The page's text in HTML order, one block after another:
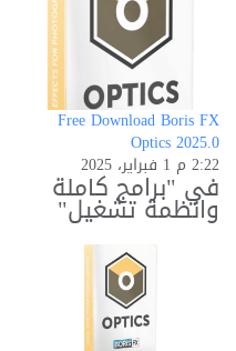
Free Download Boris FX
Optics 2025.0
2:22 م 1 فبراير، 2025
في "برامج كاملة
وانظمة تشغيل"